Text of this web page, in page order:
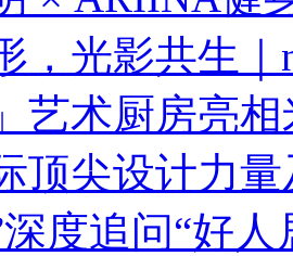
，光影共生
艺术厨房亮
顶尖设计力
度追问“好人